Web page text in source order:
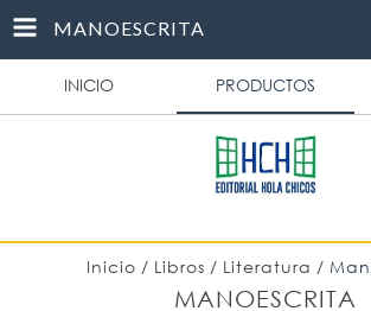
MANOESCRITA
INICIO PRODUCTOS
Inicio / Libros / Literatura /
MANOESCRITA